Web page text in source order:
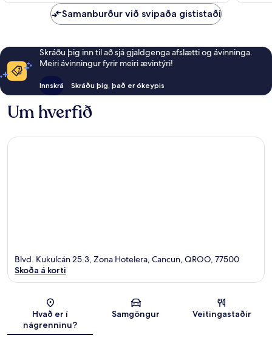
Samanburður við svipaða gististaði
Skráðu þig inn til að sjá gjaldgenga afslætti og ávinninga.
Meiri ávinningur fyrir meiri ævintýri!
Innskrá Skráðu þig, það er ókeypis
Um hverfið
Kort
Blvd. Kukulcán 25.3, Zona Hotelera, Cancun, QROO, 77500
Skoða á korti
Hvað er í
nágrenninu?
Samgöngur Veitingastaðir